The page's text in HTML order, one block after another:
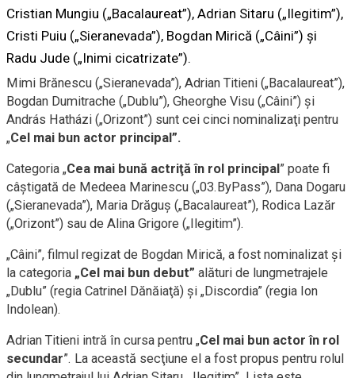
Cristian Mungiu („Bacalaureat”), Adrian Sitaru („Ilegitim”),
Cristi Puiu („Sieranevada”), Bogdan Mirică („Câini”) şi
Radu Jude („Inimi cicatrizate”).
Mimi Brănescu („Sieranevada”), Adrian Titieni („Bacalaureat”),
Bogdan Dumitrache („Dublu”), Gheorghe Visu („Câini”) şi
András Hatházi („Orizont”) sunt cei cinci nominalizaţi pentru
„Cel mai bun actor principal”.
Categoria „Cea mai bună actriţă în rol principal” poate fi
câştigată de Medeea Marinescu („03.ByPass”), Dana Dogaru
(„Sieranevada”), Maria Drăguş („Bacalaureat”), Rodica Lazăr
(„Orizont”) sau de Alina Grigore („Ilegitim”).
„Câini”, filmul regizat de Bogdan Mirică, a fost nominalizat şi
la categoria „Cel mai bun debut” alături de lungmetrajele
„Dublu” (regia Catrinel Dănăiaţă) şi „Discordia” (regia Ion
Indolean).
Adrian Titieni intră în cursa pentru „Cel mai bun actor în rol
secundar”. La această secţiune el a fost propus pentru rolul